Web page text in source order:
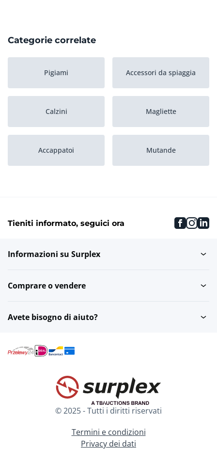
Categorie correlate
Pigiami Accessori da spiaggia
Calzini Magliette
Accappatoi Mutande
Tieniti informato, seguici ora
Informazioni su Surplex
Comprare o vendere
Avete bisogno di aiuto?
© 2025 - Tutti i diritti riservati
Termini e condizioni
Privacy dei dati